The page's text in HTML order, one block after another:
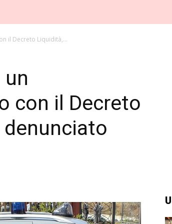
il Decreto Liquidità,...
con il Decreto